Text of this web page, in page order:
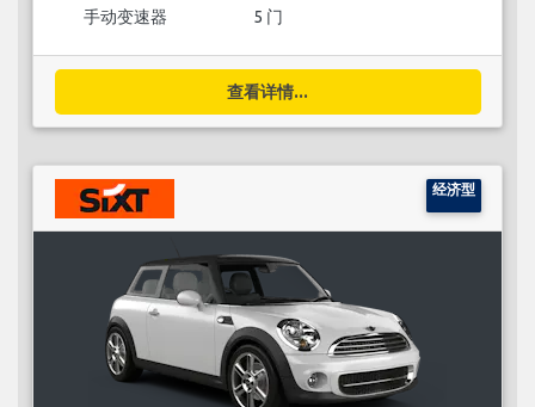
手动变速器 5 门
查看详情...
经济型